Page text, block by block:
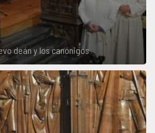
deán y los canónigos